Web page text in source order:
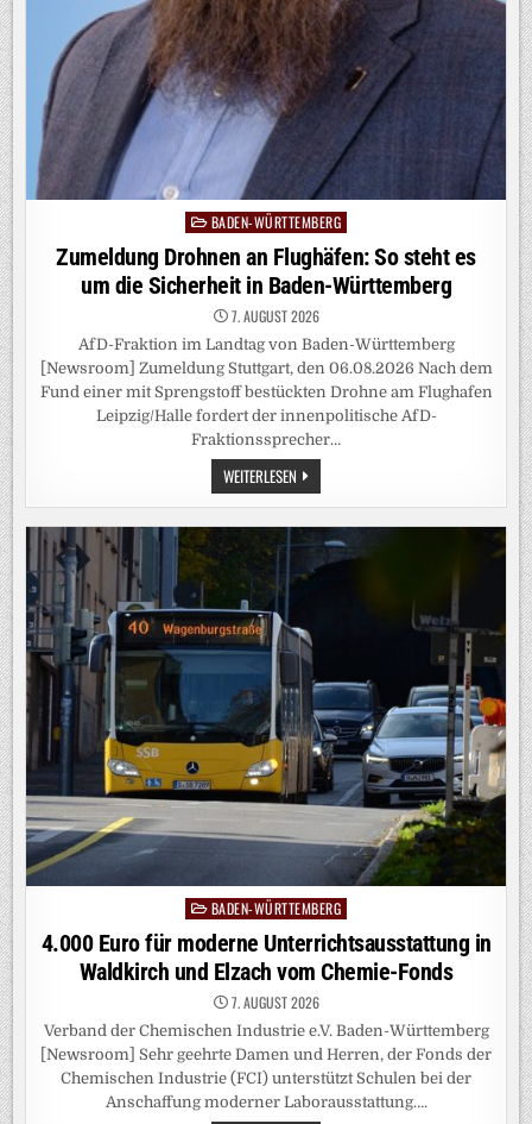
Posted
in
BADEN-WÜRTTEMBERG
Zumeldung Drohnen an Flughäfen: So steht es
um die Sicherheit in Baden-Württemberg
7. AUGUST 2026
AfD-Fraktion im Landtag von Baden-Württemberg
[Newsroom] Zumeldung Stuttgart, den 06.08.2026 Nach dem
Fund einer mit Sprengstoff bestückten Drohne am Flughafen
Leipzig/Halle fordert der innenpolitische AfD-
Fraktionssprecher…
WEITERLESEN ZUMELDUNG
DROHNEN
AN
SO
STEHT
ES
UM
IN
BADEN-
WÜRTTEMBERG
PostedBADEN-WÜRTTEMBERG
4.000 Euro für moderne Unterrichtsausstattung in
Waldkirch und Elzach vom Chemie-Fonds
7. AUGUST 2026
Verband der Chemischen Industrie e.V. Baden-Württemberg
[Newsroom] Sehr geehrte Damen und Herren, der Fonds der
Chemischen Industrie (FCI) unterstützt Schulen bei der
Anschaffung moderner Laborausstattung….